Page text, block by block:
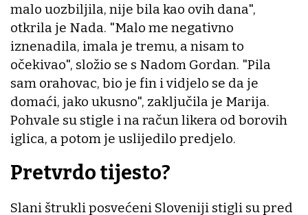
malo uozbiljila, nije bila kao ovih dana",
otkrila je Nada. "Malo me negativno
iznenadila, imala je tremu, a nisam to
očekivao", složio se s Nadom Gordan. "Pila
sam orahovac, bio je fin i vidjelo se da je
domaći, jako ukusno", zaključila je Marija.
Pohvale su stigle i na račun likera od borovih
iglica, a potom je uslijedilo predjelo.
Pretvrdo tijesto?
Slani štrukli posvećeni Sloveniji stigli su pred